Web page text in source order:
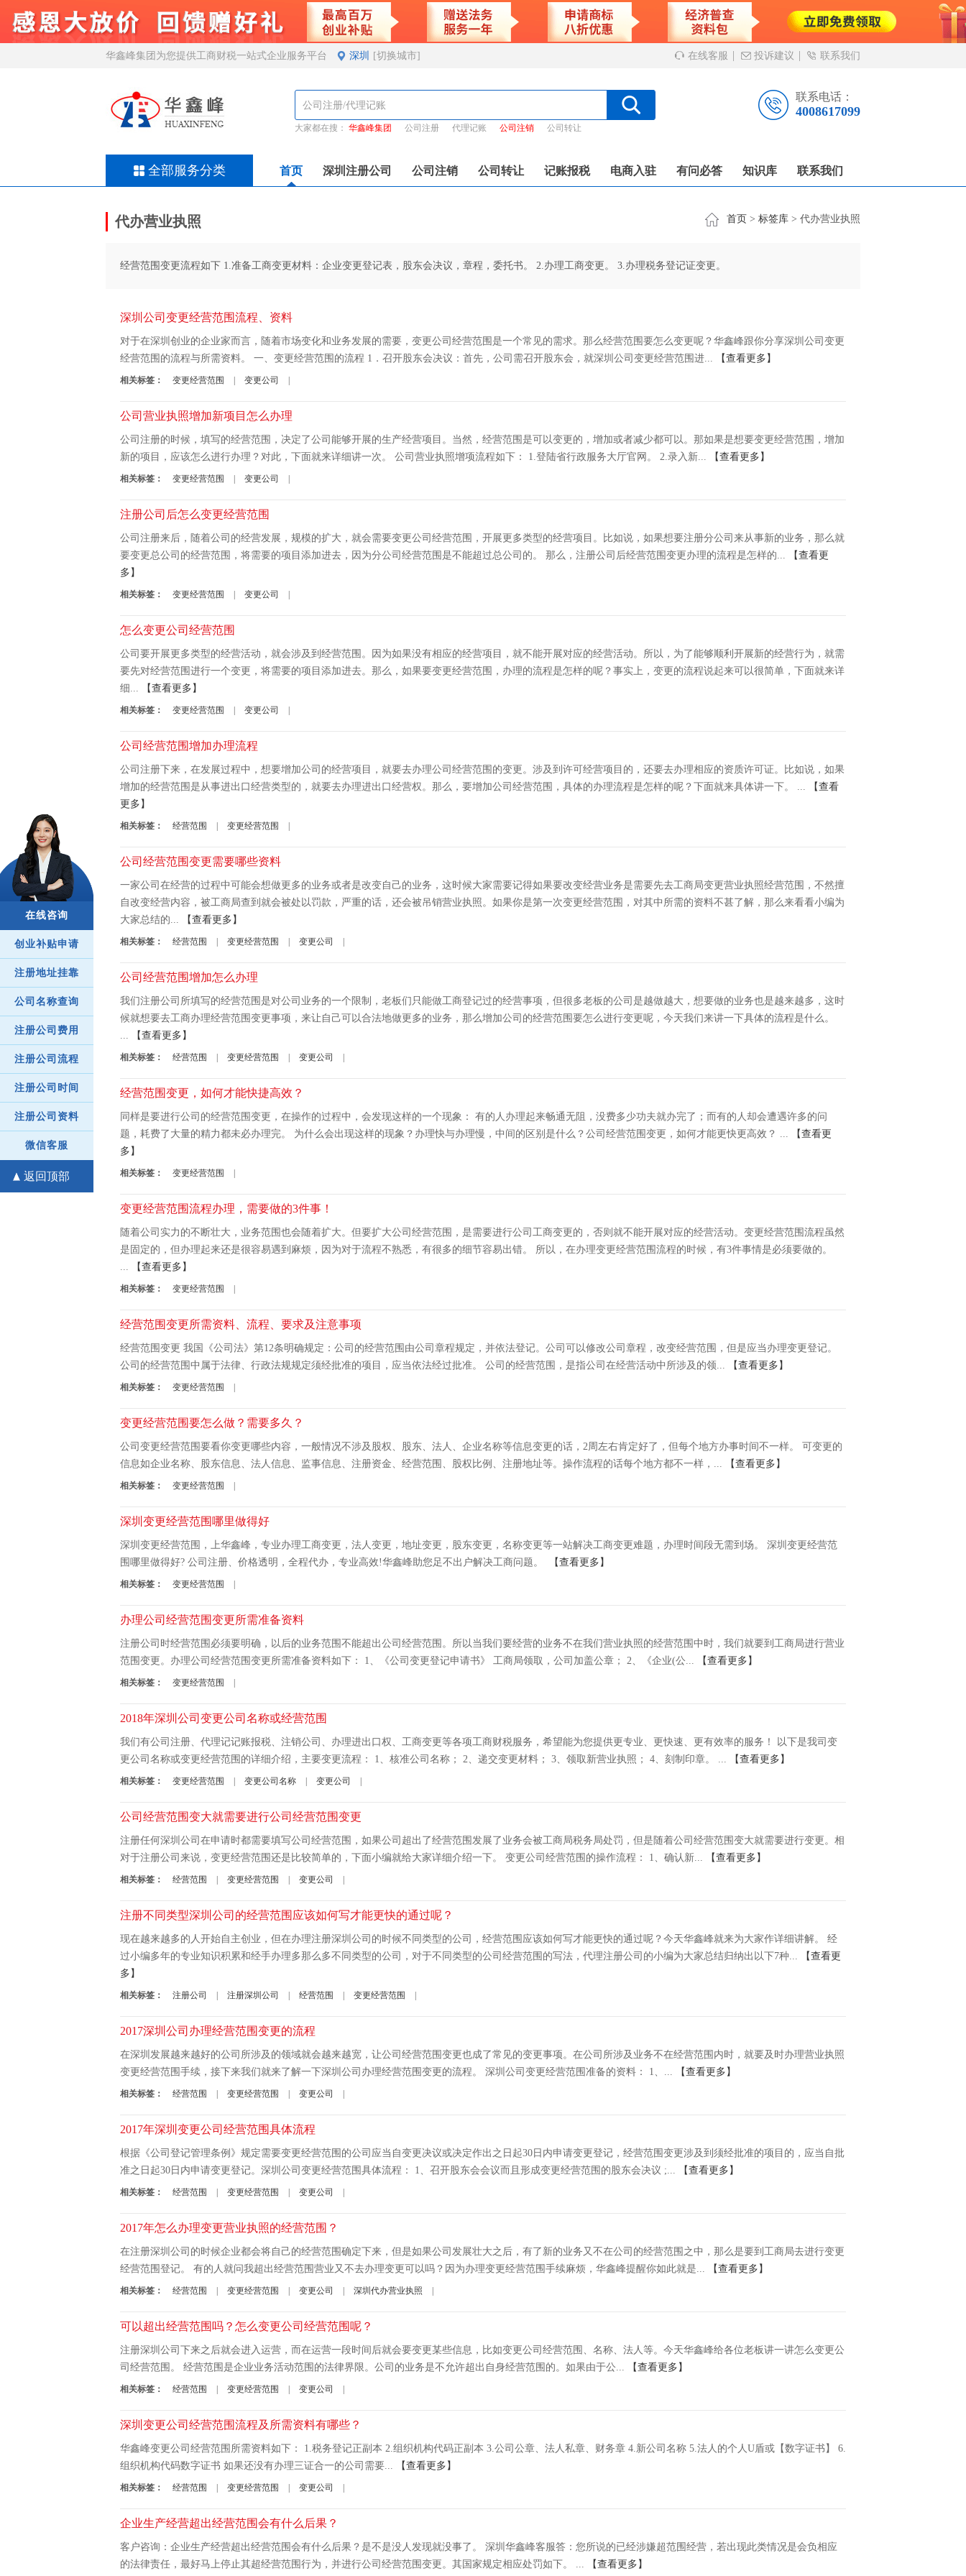
在线咨询
创业补贴申请
注册地址挂靠
公司名称查询
注册公司费用
注册公司流程
注册公司时间
注册公司资料
微信客服
返回顶部
华鑫峰集团为您提供工商财税一站式企业服务平台 深圳 [切换城市] 在线客服 投诉建议 联系我们
大家都在搜： 华鑫峰集团 公司注册 代理记账 公司注销 公司转让
联系电话：
4008617099
全部服务分类 首页 深圳注册公司 公司注销 公司转让 记账报税 电商入驻 有问必答 知识库 联系我们
代办营业执照 首页 > 标签库 > 代办营业执照
经营范围变更流程如下 1.准备工商变更材料：企业变更登记表，股东会决议，章程，委托书。 2.办理工商变更。 3.办理税务登记证变更。
深圳公司变更经营范围流程、资料
对于在深圳创业的企业家而言，随着市场变化和业务发展的需要，变更公司经营范围是一个常见的需求。那么经营范围要怎么变更呢？华鑫峰跟你分享深圳公司变更
经营范围的流程与所需资料。 一、变更经营范围的流程 1．召开股东会决议：首先，公司需召开股东会，就深圳公司变更经营范围进...
【查看更多】
相关标签： 变更经营范围 变更公司
公司营业执照增加新项目怎么办理
公司注册的时候，填写的经营范围，决定了公司能够开展的生产经营项目。当然，经营范围是可以变更的，增加或者减少都可以。那如果是想要变更经营范围，增加
新的项目，应该怎么进行办理？对此，下面就来详细讲一次。 公司营业执照增项流程如下： 1.登陆省行政服务大厅官网。 2.录入新...
【查看更多】
相关标签： 变更经营范围 变更公司
注册公司后怎么变更经营范围
公司注册来后，随着公司的经营发展，规模的扩大，就会需要变更公司经营范围，开展更多类型的经营项目。比如说，如果想要注册分公司来从事新的业务，那么就
要变更总公司的经营范围，将需要的项目添加进去，因为分公司经营范围是不能超过总公司的。 那么，注册公司后经营范围变更办理的流程是怎样的...
【查看更
多】
相关标签： 变更经营范围 变更公司
怎么变更公司经营范围
公司要开展更多类型的经营活动，就会涉及到经营范围。因为如果没有相应的经营项目，就不能开展对应的经营活动。所以，为了能够顺利开展新的经营行为，就需
要先对经营范围进行一个变更，将需要的项目添加进去。那么，如果要变更经营范围，办理的流程是怎样的呢？事实上，变更的流程说起来可以很简单，下面就来详
细...
【查看更多】
相关标签： 变更经营范围 变更公司
公司经营范围增加办理流程
公司注册下来，在发展过程中，想要增加公司的经营项目，就要去办理公司经营范围的变更。涉及到许可经营项目的，还要去办理相应的资质许可证。比如说，如果
增加的经营范围是从事进出口经营类型的，就要去办理进出口经营权。那么，要增加公司经营范围，具体的办理流程是怎样的呢？下面就来具体讲一下。 ...
【查看
更多】
相关标签： 经营范围 变更经营范围
公司经营范围变更需要哪些资料
一家公司在经营的过程中可能会想做更多的业务或者是改变自己的业务，这时候大家需要记得如果要改变经营业务是需要先去工商局变更营业执照经营范围，不然擅
自改变经营内容，被工商局查到就会被处以罚款，严重的话，还会被吊销营业执照。如果你是第一次变更经营范围，对其中所需的资料不甚了解，那么来看看小编为
大家总结的...
【查看更多】
相关标签： 经营范围 变更经营范围 变更公司
公司经营范围增加怎么办理
我们注册公司所填写的经营范围是对公司业务的一个限制，老板们只能做工商登记过的经营事项，但很多老板的公司是越做越大，想要做的业务也是越来越多，这时
候就想要去工商办理经营范围变更事项，来让自己可以合法地做更多的业务，那么增加公司的经营范围要怎么进行变更呢，今天我们来讲一下具体的流程是什么。
...
【查看更多】
相关标签： 经营范围 变更经营范围 变更公司
经营范围变更，如何才能快捷高效？
同样是要进行公司的经营范围变更，在操作的过程中，会发现这样的一个现象： 有的人办理起来畅通无阻，没费多少功夫就办完了；而有的人却会遭遇许多的问
题，耗费了大量的精力都未必办理完。 为什么会出现这样的现象？办理快与办理慢，中间的区别是什么？公司经营范围变更，如何才能更快更高效？ ...
【查看更
多】
相关标签： 变更经营范围
变更经营范围流程办理，需要做的3件事！
随着公司实力的不断壮大，业务范围也会随着扩大。但要扩大公司经营范围，是需要进行公司工商变更的，否则就不能开展对应的经营活动。变更经营范围流程虽然
是固定的，但办理起来还是很容易遇到麻烦，因为对于流程不熟悉，有很多的细节容易出错。 所以，在办理变更经营范围流程的时候，有3件事情是必须要做的。
...
【查看更多】
相关标签： 变更经营范围
经营范围变更所需资料、流程、要求及注意事项
经营范围变更 我国《公司法》第12条明确规定：公司的经营范围由公司章程规定，并依法登记。公司可以修改公司章程，改变经营范围，但是应当办理变更登记。
公司的经营范围中属于法律、行政法规规定须经批准的项目，应当依法经过批准。 公司的经营范围，是指公司在经营活动中所涉及的领...
【查看更多】
相关标签： 变更经营范围
变更经营范围要怎么做？需要多久？
公司变更经营范围要看你变更哪些内容，一般情况不涉及股权、股东、法人、企业名称等信息变更的话，2周左右肯定好了，但每个地方办事时间不一样。 可变更的
信息如企业名称、股东信息、法人信息、监事信息、注册资金、经营范围、股权比例、注册地址等。操作流程的话每个地方都不一样，...
【查看更多】
相关标签： 变更经营范围
深圳变更经营范围哪里做得好
深圳变更经营范围，上华鑫峰，专业办理工商变更，法人变更，地址变更，股东变更，名称变更等一站解决工商变更难题，办理时间段无需到场。 深圳变更经营范
围哪里做得好? 公司注册、价格透明，全程代办，专业高效!华鑫峰助您足不出户解决工商问题。
【查看更多】
相关标签： 变更经营范围
办理公司经营范围变更所需准备资料
注册公司时经营范围必须要明确，以后的业务范围不能超出公司经营范围。所以当我们要经营的业务不在我们营业执照的经营范围中时，我们就要到工商局进行营业
范围变更。办理公司经营范围变更所需准备资料如下： 1、《公司变更登记申请书》 工商局领取，公司加盖公章； 2、《企业(公...
【查看更多】
相关标签： 变更经营范围
2018年深圳公司变更公司名称或经营范围
我们有公司注册、代理记记账报税、注销公司、办理进出口权、工商变更等各项工商财税服务，希望能为您提供更专业、更快速、更有效率的服务！ 以下是我司变
更公司名称或变更经营范围的详细介绍，主要变更流程： 1、核准公司名称； 2、递交变更材料； 3、领取新营业执照； 4、刻制印章。 ...
【查看更多】
相关标签： 变更经营范围 变更公司名称 变更公司
公司经营范围变大就需要进行公司经营范围变更
注册任何深圳公司在申请时都需要填写公司经营范围，如果公司超出了经营范围发展了业务会被工商局税务局处罚，但是随着公司经营范围变大就需要进行变更。相
对于注册公司来说，变更经营范围还是比较简单的，下面小编就给大家详细介绍一下。 变更公司经营范围的操作流程： 1、确认新...
【查看更多】
相关标签： 经营范围 变更经营范围 变更公司
注册不同类型深圳公司的经营范围应该如何写才能更快的通过呢？
现在越来越多的人开始自主创业，但在办理注册深圳公司的时候不同类型的公司，经营范围应该如何写才能更快的通过呢？今天华鑫峰就来为大家作详细讲解。 经
过小编多年的专业知识积累和经手办理多那么多不同类型的公司，对于不同类型的公司经营范围的写法，代理注册公司的小编为大家总结归纳出以下7种...
【查看更
多】
相关标签： 注册公司 注册深圳公司 经营范围 变更经营范围
2017深圳公司办理经营范围变更的流程
在深圳发展越来越好的公司所涉及的领域就会越来越宽，让公司经营范围变更也成了常见的变更事项。在公司所涉及业务不在经营范围内时，就要及时办理营业执照
变更经营范围手续，接下来我们就来了解一下深圳公司办理经营范围变更的流程。 深圳公司变更经营范围准备的资料： 1、...
【查看更多】
相关标签： 经营范围 变更经营范围 变更公司
2017年深圳变更公司经营范围具体流程
根据《公司登记管理条例》规定需要变更经营范围的公司应当自变更决议或决定作出之日起30日内申请变更登记，经营范围变更涉及到须经批准的项目的，应当自批
准之日起30日内申请变更登记。深圳公司变更经营范围具体流程： 1、召开股东会会议而且形成变更经营范围的股东会决议 ;...
【查看更多】
相关标签： 经营范围 变更经营范围 变更公司
2017年怎么办理变更营业执照的经营范围？
在注册深圳公司的时候企业都会将自己的经营范围确定下来，但是如果公司发展壮大之后，有了新的业务又不在公司的经营范围之中，那么是要到工商局去进行变更
经营范围登记。 有的人就问我超出经营范围营业又不去办理变更可以吗？因为办理变更经营范围手续麻烦，华鑫峰提醒你如此就是...
【查看更多】
相关标签： 经营范围 变更经营范围 变更公司 深圳代办营业执照
可以超出经营范围吗？怎么变更公司经营范围呢？
注册深圳公司下来之后就会进入运营，而在运营一段时间后就会要变更某些信息，比如变更公司经营范围、名称、法人等。今天华鑫峰给各位老板讲一讲怎么变更公
司经营范围。 经营范围是企业业务活动范围的法律界限。公司的业务是不允许超出自身经营范围的。如果由于公...
【查看更多】
相关标签： 经营范围 变更经营范围 变更公司
深圳变更公司经营范围流程及所需资料有哪些？
华鑫峰变更公司经营范围所需资料如下： 1.税务登记正副本 2.组织机构代码正副本 3.公司公章、法人私章、财务章 4.新公司名称 5.法人的个人U盾或【数字证书】 6.
组织机构代码数字证书 如果还没有办理三证合一的公司需要...
【查看更多】
相关标签： 经营范围 变更经营范围 变更公司
企业生产经营超出经营范围会有什么后果？
客户咨询：企业生产经营超出经营范围会有什么后果？是不是没人发现就没事了。 深圳华鑫峰客服答：您所说的已经涉嫌超范围经营，若出现此类情况是会负相应
的法律责任，最好马上停止其超经营范围行为，并进行公司经营范围变更。其国家规定相应处罚如下。 ...
【查看更多】